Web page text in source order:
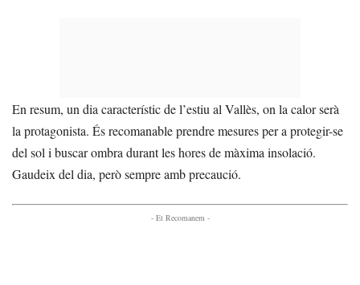
En resum, un dia característic de l’estiu al Vallès, on la calor serà
la protagonista. És recomanable prendre mesures per a protegir-se
del sol i buscar ombra durant les hores de màxima insolació.
Gaudeix del dia, però sempre amb precaució.
- Et Recomanem -